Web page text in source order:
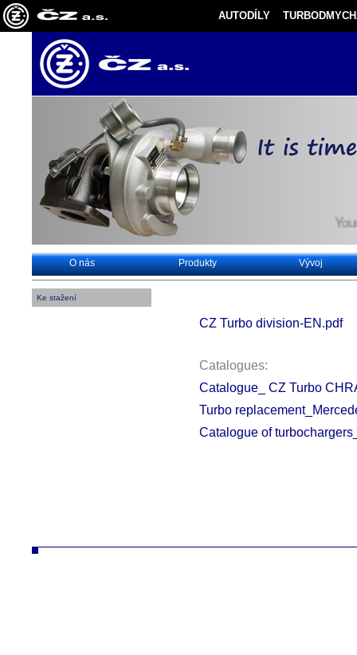
AUTODÍLY
O nás Produkty Vývoj
Ke stažení
CZ Turbo division-EN.pdf
Catalogues:
Catalogue_ CZ Turbo
Turbo
Catalogue of